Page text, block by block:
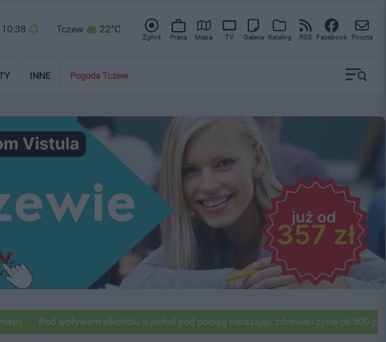
10:38 Tczew 22°C
Zgłoś Praca Mapa TV Galeria Katalog RSS Facebook Poczta
INNE Pogoda Tczew
Pod wpływem alkoholu wjechał pod pociąg narażając zdrowie i życie ok 500